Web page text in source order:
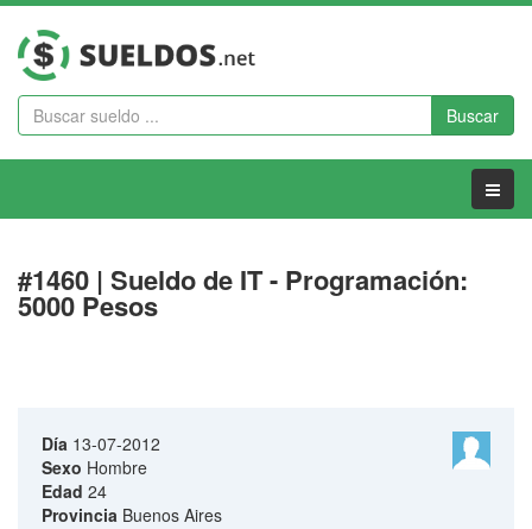
Buscar
Menu
#1460 | Sueldo de IT - Programación:
5000 Pesos
Día 13-07-2012
Sexo Hombre
Edad 24
Provincia Buenos Aires